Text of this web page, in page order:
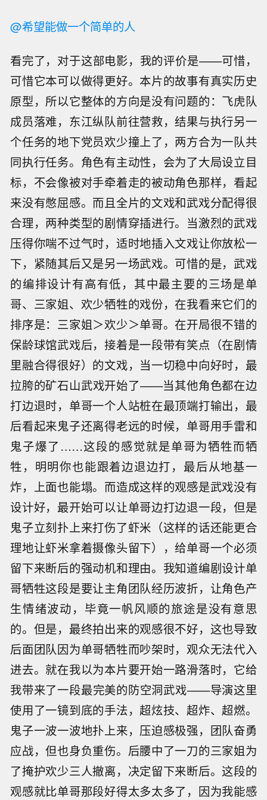
@希望能做一个简单的人
看完了，对于这部电影，我的评价是——可惜，
可惜它本可以做得更好。本片的故事有真实历史
原型，所以它整体的方向是没有问题的：飞虎队
成员落难，东江纵队前往营救，结果与执行另一
个任务的地下党员欢少撞上了，两方合为一队共
同执行任务。角色有主动性，会为了大局设立目
标，不会像被对手牵着走的被动角色那样，看起
来没有憋屈感。而且全片的文戏和武戏分配得很
合理，两种类型的剧情穿插进行。当激烈的武戏
压得你喘不过气时，适时地插入文戏让你放松一
下，紧随其后又是另一场武戏。可惜的是，武戏
的编排设计有高有低，其中最主要的三场是单
哥、三家姐、欢少牺牲的戏份，在我看来它们的
排序是：三家姐＞欢少＞单哥。在开局很不错的
保龄球馆武戏后，接着是一段带有笑点（在剧情
里融合得很好）的文戏，当一切稳中向好时，最
拉胯的矿石山武戏开始了——当其他角色都在边
打边退时，单哥一个人站桩在最顶端打输出，最
后看起来鬼子还离得老远的时候，单哥用手雷和
鬼子爆了……这段的感觉就是单哥为牺牲而牺
牲，明明你也能跟着边退边打，最后从地基一
炸，上面也能塌。而造成这样的观感是武戏没有
设计好，最开始可以让单哥边打边退一段，但是
鬼子立刻扑上来打伤了虾米（这样的话还能更合
理地让虾米拿着摄像头留下），给单哥一个必须
留下来断后的强动机和理由。我知道编剧设计单
哥牺牲这段是要让主角团队经历波折，让角色产
生情绪波动，毕竟一帆风顺的旅途是没有意思
的。但是，最终拍出来的观感很不好，这也导致
后面团队因为单哥牺牲而吵架时，观众无法代入
进去。就在我以为本片要开始一路滑落时，它给
我带来了一段最完美的防空洞武戏——导演这里
使用了一镜到底的手法，超炫技、超炸、超燃。
鬼子一波一波地扑上来，压迫感极强，团队奋勇
应战，但也身负重伤。后腰中了一刀的三家姐为
了掩护欢少三人撤离，决定留下来断后。这段的
观感就比单哥那段好得太多太多了，因为我能感